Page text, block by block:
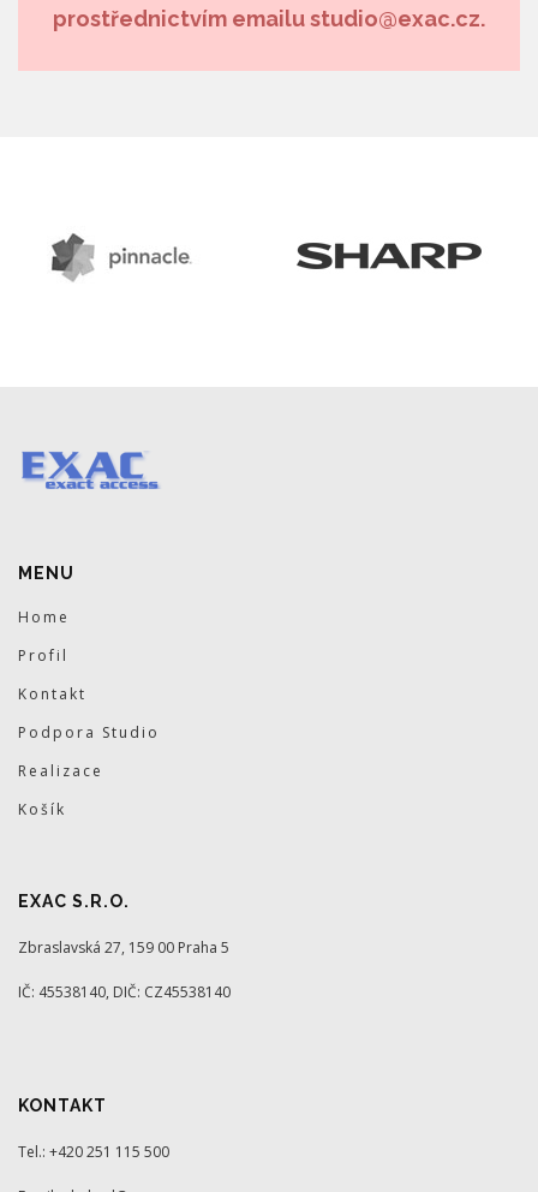
prostřednictvím emailu studio@exac.cz.
MENU
Home
Profil
Kontakt
Podpora Studio
Realizace
Košík
EXAC S.R.O.
Zbraslavská 27, 159 00 Praha 5
IČ: 45538140, DIČ: CZ45538140
KONTAKT
Tel.: +420 251 115 500